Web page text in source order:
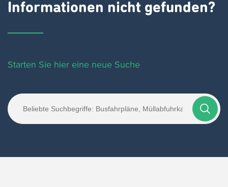
Informationen nicht gefunden?
Starten Sie hier eine neue Suche